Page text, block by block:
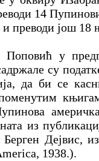
14
преводи још 18
у
су
да би се
из
Дејвис,
1938.).